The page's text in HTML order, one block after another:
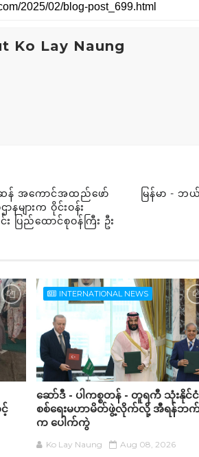
Ko Lay Naung
န်ဆန် အကောင်အထည်ဖော်
ျားက ဝိုင်းဝန်း
း ပြည်ထောင်စုဝန်ကြီး ဦး
မြန်မာ - ဘ
INTERNATIONAL NEWS
ဆော်ဒီ - ပါကစ္စတန် - တူရကီ သုံးနိုင်ငံ
စစ်ရေးမဟာမိတ်ဖွဲ့လိုက်လို့ အီရန်ဘ
က ပေါက်ကွဲ
Ko Lay Naung Aug 08, 2026